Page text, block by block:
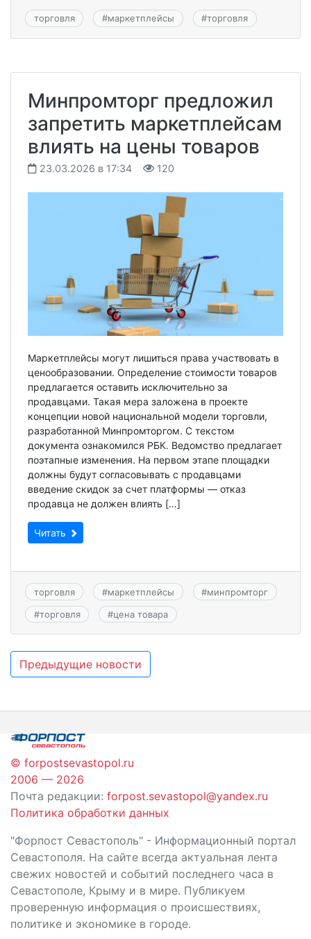
торговля #маркетплейсы #торговля
Минпромторг предложил
запретить маркетплейсам
влиять на цены товаров
23.03.2026 в 17:34 120
Маркетплейсы могут лишиться права участвовать в
ценообразовании. Определение стоимости товаров
предлагается оставить исключительно за
продавцами. Такая мера заложена в проекте
концепции новой национальной модели торговли,
разработанной Минпромторгом. С текстом
документа ознакомился РБК. Ведомство предлагает
поэтапные изменения. На первом этапе площадки
должны будут согласовывать с продавцами
введение скидок за счет платформы — отказ
продавца не должен влиять […]
Читать
торговля #маркетплейсы #минпромторг
#торговля #цена товара
Навигация
записям
Предыдущие новости
© forpostsevastopol.ru
2006 — 2026
Почта редакции: forpost.sevastopol@yandex.ru
Политика обработки данных
"Форпост Севастополь" - Информационный портал
Севастополя. На сайте всегда актуальная лента
свежих новостей и событий последнего часа в
Севастополе, Крыму и в мире. Публикуем
проверенную информация о происшествиях,
политике и экономике в городе.